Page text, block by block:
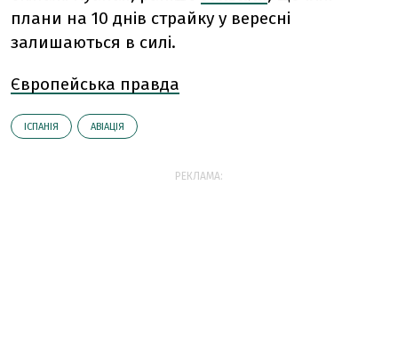
плани на 10 днів страйку у вересні
залишаються в силі.
Європейська правда
ІСПАНІЯ АВІАЦІЯ
РЕКЛАМА: